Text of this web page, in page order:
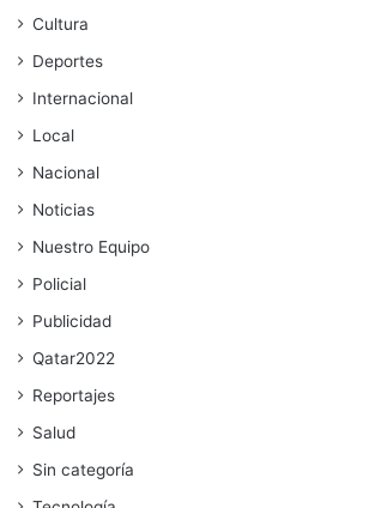
Cultura
Deportes
Internacional
Local
Nacional
Noticias
Nuestro Equipo
Policial
Publicidad
Qatar2022
Reportajes
Salud
Sin categoría